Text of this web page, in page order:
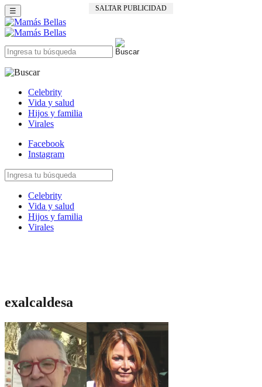
SALTAR PUBLICIDAD
☰
Celebrity
Vida y salud
Hijos y familia
Virales
Facebook
Instagram
Celebrity
Vida y salud
Hijos y familia
Virales
exalcaldesa